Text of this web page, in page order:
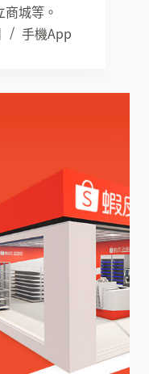
城等。
手機App